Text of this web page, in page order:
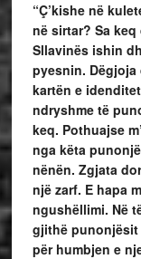
“Ç’kishe në
në sirtar? Sa
Sllavinës ishin
pyesnin.
kartën e
ndryshme të
keq. Pothuajse
nga këta
nënën. Zgjata
një zarf. E hapa
ngushëllimi. Në
gjithë punonjësit
për humbjen e